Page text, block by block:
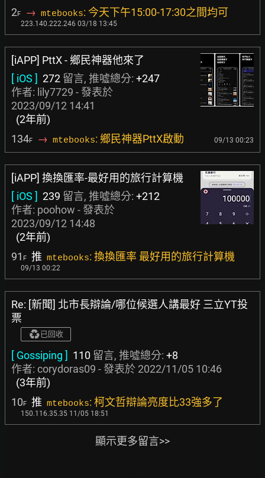
2F → mtebooks: 今天下午15:00-17:30之間均可
223.140.222.246 03/18 13:45
[iAPP] PttX - 鄉民神器他來了
[ iOS ] 272 留言, 推噓總分: +247
作者: lily7729 - 發表於
2023/09/12 14:41
(2年前)
134F → mtebooks: 鄉民神器PttX啟動 09/13 00:23
[iAPP] 換換匯率-最好用的旅行計算機
[ iOS ] 239 留言, 推噓總分: +212
作者: poohow - 發表於
2023/09/12 14:48
(2年前)
91 F 推 mtebooks: 換換匯率 最好用的旅行計算機
09/13 00:22
Re: [新聞] 北市長辯論/哪位候選人講最好 三立YT投
票
已回收
[ Gossiping ] 110 留言, 推噓總分: +8
作者: corydoras09 - 發表於 2022/11/05 10:46
(3年前)
10F 推 mtebooks: 柯文哲辯論亮度比33強多了
150.116.35.35 11/05 18:51
顯示更多留言>>